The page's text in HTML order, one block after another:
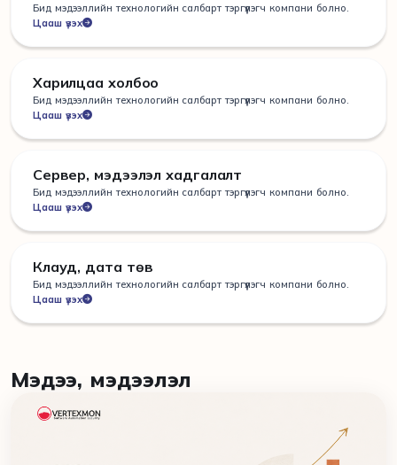
Бид мэдээллийн технологийн салбарт тэргүүлэгч компани болно.
Цааш үзэх
Харилцаа холбоо
Бид мэдээллийн технологийн салбарт тэргүүлэгч компани болно.
Цааш үзэх
Сервер, мэдээлэл хадгалалт
Бид мэдээллийн технологийн салбарт тэргүүлэгч компани болно.
Цааш үзэх
Клауд, дата төв
Бид мэдээллийн технологийн салбарт тэргүүлэгч компани болно.
Цааш үзэх
Мэдээ, мэдээлэл